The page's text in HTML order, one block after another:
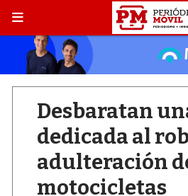
Desbaratan
dedicada al
adulteración
motocicletas